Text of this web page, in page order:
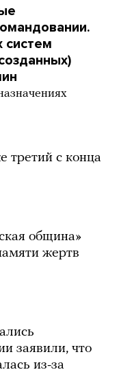
систем
третий с конца
община»
жертв
заявили, что
из-за